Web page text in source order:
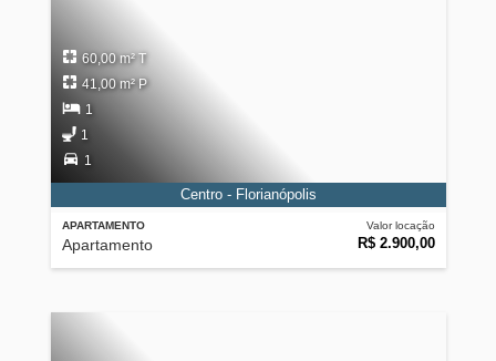
APARTAMENTO
Apartamento
Valor locação
R$ 2.900,00
60,00 m² T
41,00 m² P
1
1
1
Centro - Florianópolis